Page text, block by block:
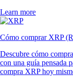
Learn more
Cómo comprar XRP
Descubre cómo
con una guía pensada
compra XRP hoy